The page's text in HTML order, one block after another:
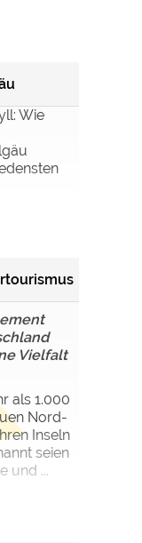
Wie
Vielfalt
als 1.000
Nord-
Inseln
seien
und ...